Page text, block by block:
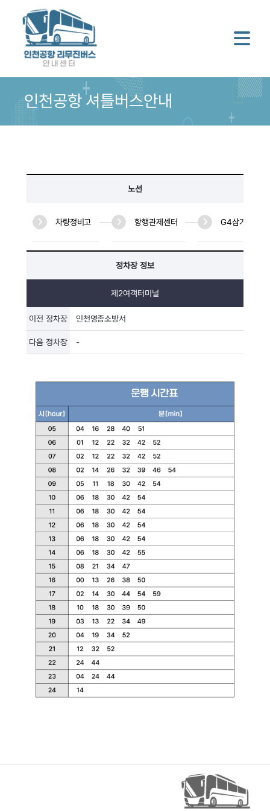
인천공항 셔틀버스안내
노선
차량정비고 항행관제센터 G4삼거리
정차장 정보
제2여객터미널
이전 정차장 인천영종소방서
다음 정차장 -